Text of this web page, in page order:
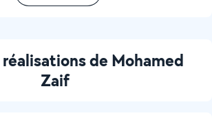
de Mohamed
Zaif